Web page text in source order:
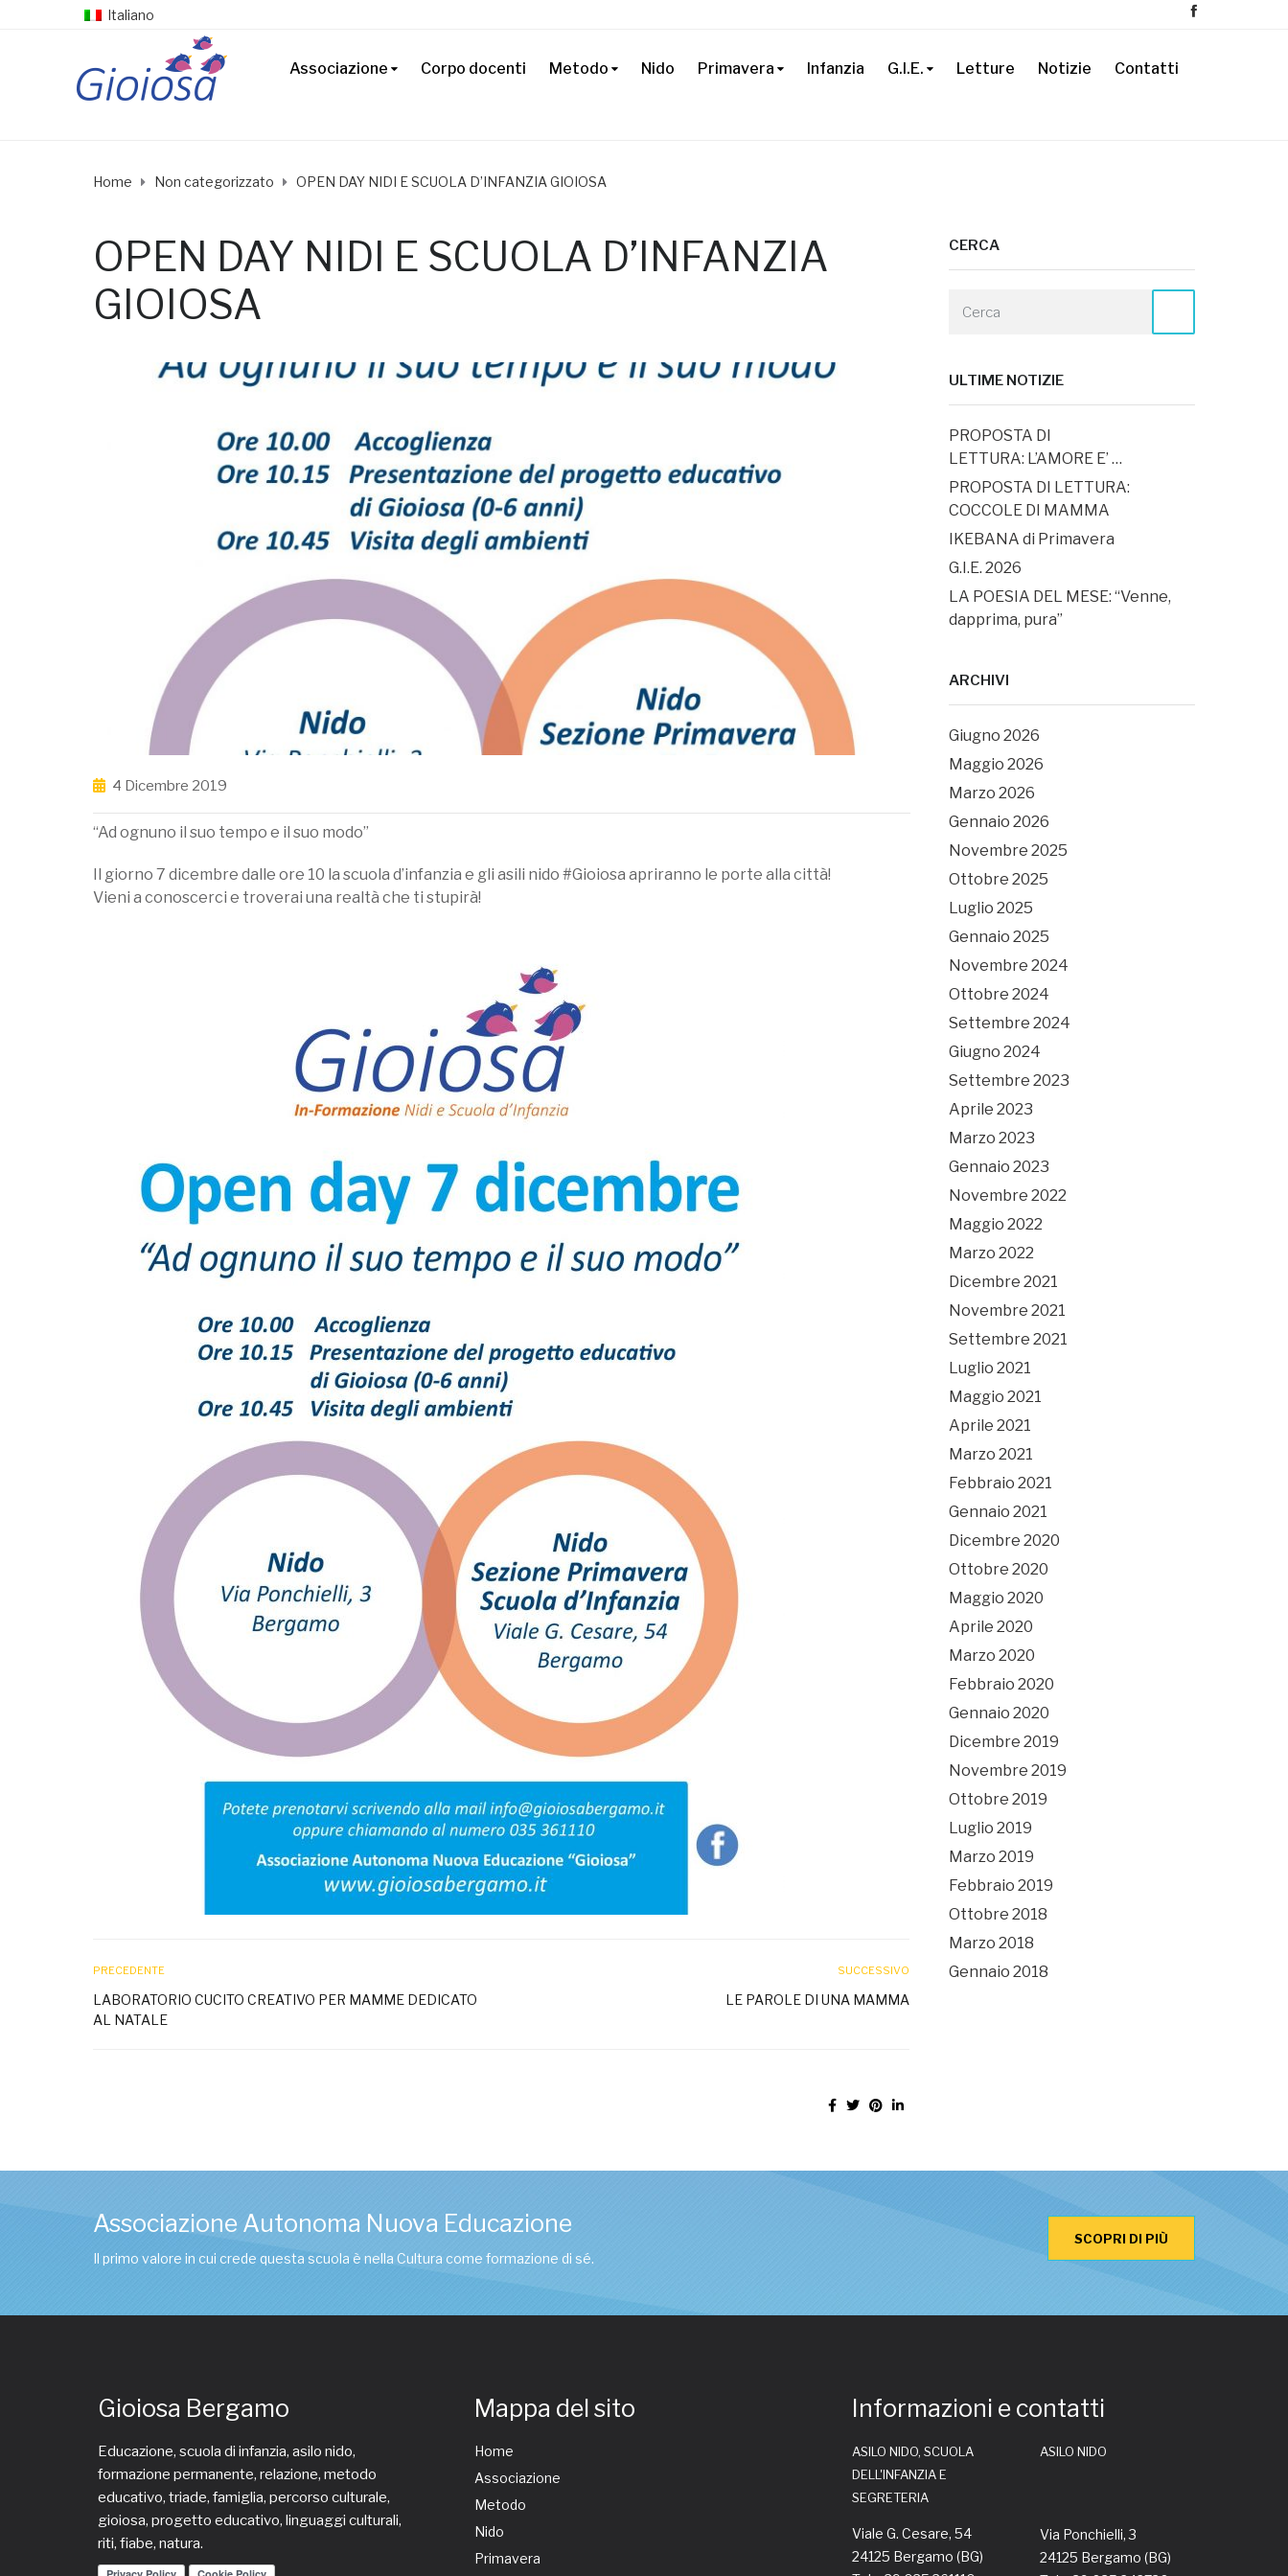
Italiano
Associazione Corpo docenti Metodo Nido Primavera Infanzia G.I.E. Letture Notizie Contatti
Home Non categorizzato OPEN DAY NIDI E SCUOLA D’INFANZIA GIOIOSA
OPEN DAY NIDI E SCUOLA D’INFANZIA
GIOIOSA
4 Dicembre 2019
“Ad ognuno il suo tempo e il suo modo”
Il giorno 7 dicembre dalle ore 10 la scuola d’infanzia e gli asili nido #Gioiosa apriranno le porte alla città!
Vieni a conoscerci e troverai una realtà che ti stupirà!
PRECEDENTE
LABORATORIO CUCITO CREATIVO PER MAMME DEDICATO
AL NATALE
SUCCESSIVO
LE PAROLE DI UNA MAMMA
CERCA
ULTIME NOTIZIE
PROPOSTA DI
LETTURA: L’AMORE E’ …
PROPOSTA DI LETTURA:
COCCOLE DI MAMMA
IKEBANA di Primavera
G.I.E. 2026
LA POESIA DEL MESE: “Venne,
dapprima, pura”
ARCHIVI
Giugno 2026
Maggio 2026
Marzo 2026
Gennaio 2026
Novembre 2025
Ottobre 2025
Luglio 2025
Gennaio 2025
Novembre 2024
Ottobre 2024
Settembre 2024
Giugno 2024
Settembre 2023
Aprile 2023
Marzo 2023
Gennaio 2023
Novembre 2022
Maggio 2022
Marzo 2022
Dicembre 2021
Novembre 2021
Settembre 2021
Luglio 2021
Maggio 2021
Aprile 2021
Marzo 2021
Febbraio 2021
Gennaio 2021
Dicembre 2020
Ottobre 2020
Maggio 2020
Aprile 2020
Marzo 2020
Febbraio 2020
Gennaio 2020
Dicembre 2019
Novembre 2019
Ottobre 2019
Luglio 2019
Marzo 2019
Febbraio 2019
Ottobre 2018
Marzo 2018
Gennaio 2018
Associazione Autonoma Nuova Educazione
Il primo valore in cui crede questa scuola è nella Cultura come formazione di sé.
SCOPRI DI PIÙ
Gioiosa Bergamo
Educazione, scuola di infanzia, asilo nido,
formazione permanente, relazione, metodo
educativo, triade, famiglia, percorso culturale,
gioiosa, progetto educativo, linguaggi culturali,
riti, fiabe, natura.
Mappa del sito
Home
Associazione
Metodo
Nido
Primavera
Informazioni e contatti
ASILO NIDO, SCUOLA
DELL'INFANZIA E
SEGRETERIA
Viale G. Cesare, 54
24125 Bergamo (BG)
ASILO NIDO
Via Ponchielli, 3
24125 Bergamo (BG)